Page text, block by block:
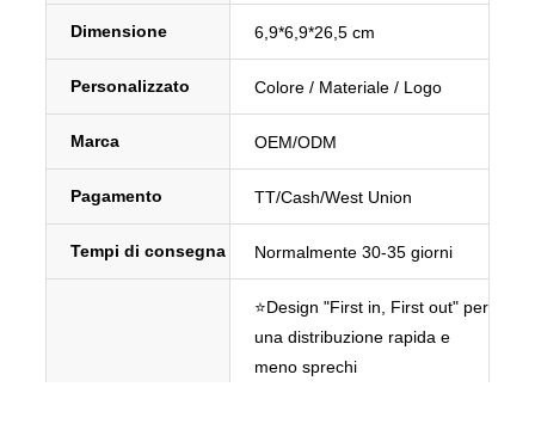
Dimensione 6,9*6,9*26,5 cm
Personalizzato Colore / Materiale / Logo
Marca OEM/ODM
Pagamento TT/Cash/West Union
Normalmente 30-35 giorni
⭐Design "First in, First out" per
una distribuzione rapida e
meno sprechi